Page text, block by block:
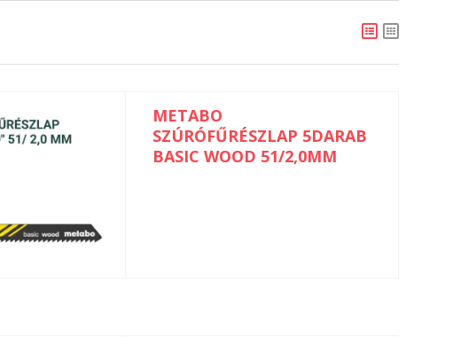
METABO
SZÚRÓFŰRÉSZLAP 5DARAB
BASIC WOOD 51/2,0MM